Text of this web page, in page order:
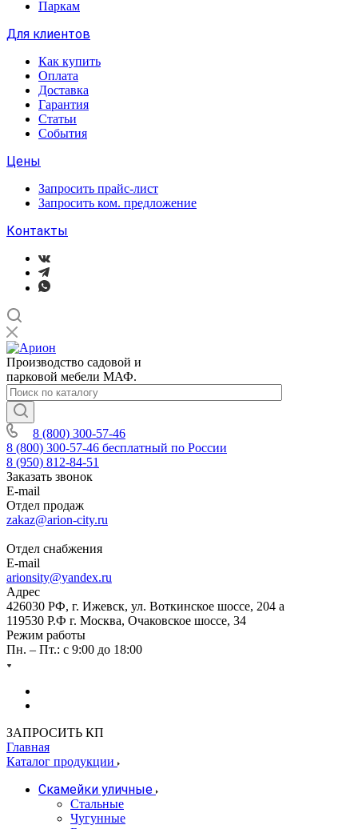
Паркам
Для клиентов
Как купить
Оплата
Доставка
Гарантия
Статьи
События
Цены
Запросить прайс-лист
Запросить ком. предложение
Контакты
Производство садовой и
парковой мебели МАФ.
8 (800) 300-57-46
8 (800) 300-57-46 бесплатный по России
8 (950) 812-84-51
Заказать звонок
E-mail
Отдел продаж
zakaz@arion-city.ru
Отдел снабжения
E-mail
arionsity@yandex.ru
Адрес
426030 РФ, г. Ижевск, ул. Воткинское шоссе, 204 а
119530 Р.Ф г. Москва, Очаковское шоссе, 34
Режим работы
Пн. – Пт.: с 9:00 до 18:00
ЗАПРОСИТЬ КП
Главная
Каталог продукции
Скамейки уличные
Стальные
Чугунные